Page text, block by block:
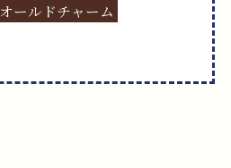
オールドチャーム